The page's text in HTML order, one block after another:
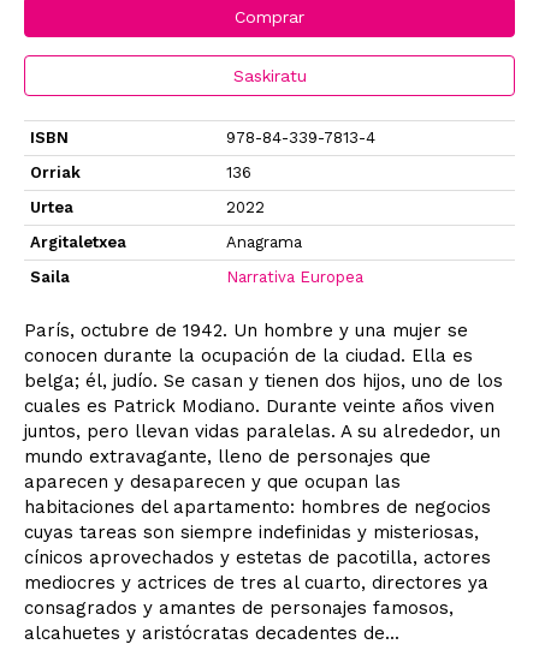
Comprar
Saskiratu
ISBN
978-84-339-7813-4
Orriak
136
Urtea
2022
Argitaletxea
Anagrama
Saila
Narrativa Europea
París, octubre de 1942. Un hombre y una mujer se
conocen durante la ocupación de la ciudad. Ella es
belga; él, judío. Se casan y tienen dos hijos, uno de los
cuales es Patrick Modiano. Durante veinte años viven
juntos, pero llevan vidas paralelas. A su alrededor, un
mundo extravagante, lleno de personajes que
aparecen y desaparecen y que ocupan las
habitaciones del apartamento: hombres de negocios
cuyas tareas son siempre indefinidas y misteriosas,
cínicos aprovechados y estetas de pacotilla, actores
mediocres y actrices de tres al cuarto, directores ya
consagrados y amantes de personajes famosos,
alcahuetes y aristócratas decadentes de...